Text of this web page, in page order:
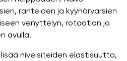
ranteiden ja kyynärvarsien
venyttelyn, rotaation ja
avulla.
nivelsiteiden elastisuutta,